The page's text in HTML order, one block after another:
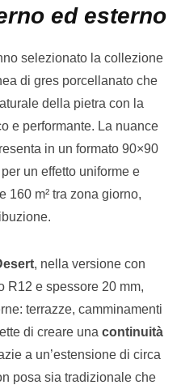
ed esterno
selezionato la collezione
di gres porcellanato che
della pietra con la
e performante. La nuance
in un formato 90×90
un effetto uniforme e
160 m² tra zona giorno,
, nella versione con
R12 e spessore 20 mm,
terrazze, camminamenti
di creare una continuità
a un’estensione di circa
posa sia tradizionale che